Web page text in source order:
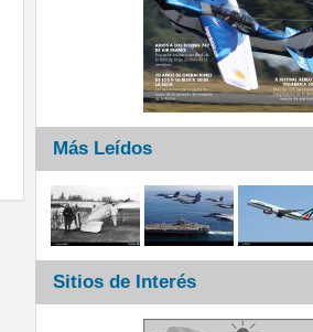
Más Leídos
Sitios de Interés